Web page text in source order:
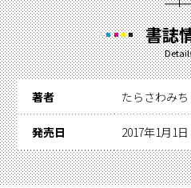
書誌
著者 たらさわみち
発売日 2017年1月1日